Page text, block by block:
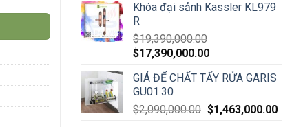
Khóa đại sảnh Kassler KL979
R
$19,390,000.00
$17,390,000.00
GIÁ ĐỂ CHẤT TẨY RỬA GARIS
GU01.30
$2,090,000.00 $1,463,000.00